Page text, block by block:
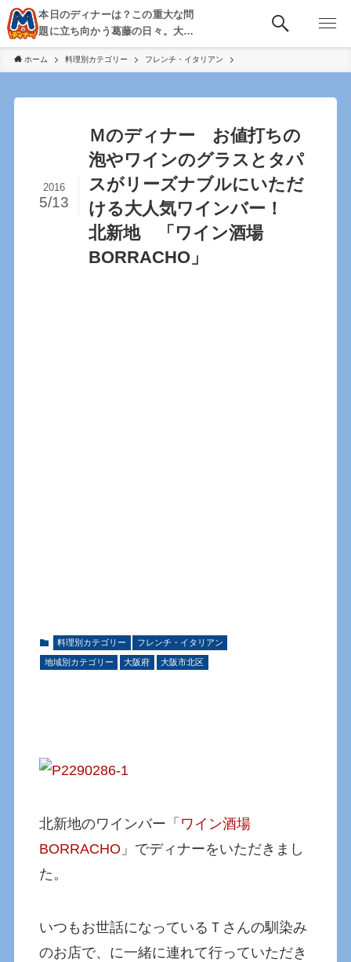
本日のディナーは？この重大な問
題に立ち向かう葛藤の日々。大
阪・京都・神戸を中心とした食べ
歩き、飲み歩きを綴る。
ホーム 料理別カテゴリー フレンチ・イタリアン
Ｍのディナー お値打ちの
泡やワインのグラスとタパ
スがリーズナブルにいただ
ける大人気ワインバー！
北新地 「ワイン酒場
BORRACHO」
2016
5/13
料理別カテゴリー フレンチ・イタリアン
地域別カテゴリー 大阪府 大阪市北区
北新地のワインバー「 ワイン酒場
BORRACHO 」でディナーをいただきまし
た。
いつもお世話になっているＴさんの馴染み
のお店で、に一緒に連れて行っていただき